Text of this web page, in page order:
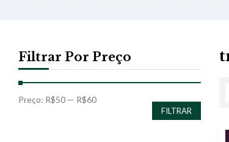
Filtrar Por Preço
FILTRAR
Preço: R$50 — R$60